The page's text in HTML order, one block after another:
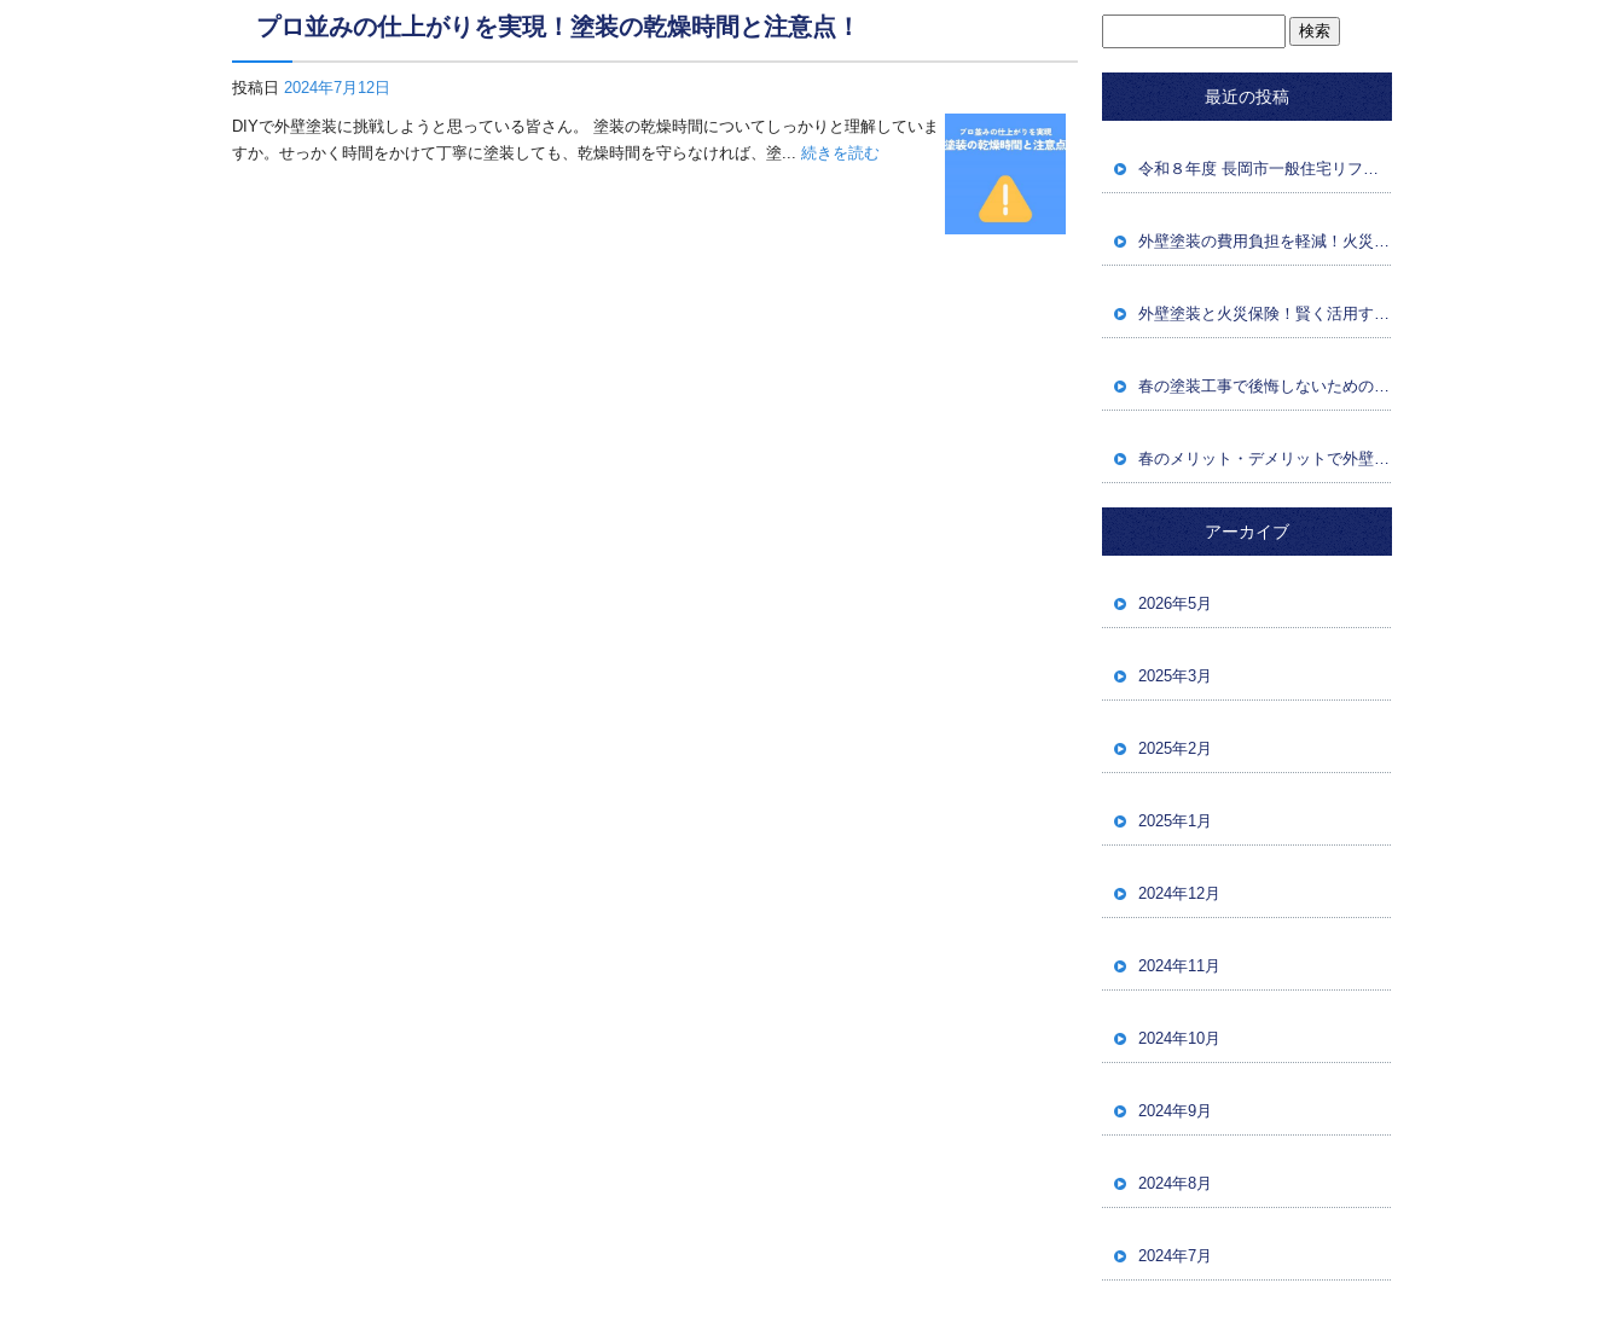
プロ並みの仕上がりを実現！塗装の乾燥時間と注意点！
投稿日 2024年7月12日
DIYで外壁塗装に挑戦しようと思っている皆さん。 塗装の乾燥時間についてしっかりと理解していま
すか。せっかく時間をかけて丁寧に塗装しても、乾燥時間を守らなければ、塗... 続きを読む
最近の投稿
令和８年度 長岡市一般住宅リフォーム補助金のお知らせ
外壁塗装の費用負担を軽減！火災保険・経年劣化対策
外壁塗装と火災保険！賢く活用するための条件と申請方法
春の塗装工事で後悔しないための注意点・準備・業者選び
春のメリット・デメリットで外壁塗装成功！後悔しないためのポイント
アーカイブ
2026年5月
2025年3月
2025年2月
2025年1月
2024年12月
2024年11月
2024年10月
2024年9月
2024年8月
2024年7月